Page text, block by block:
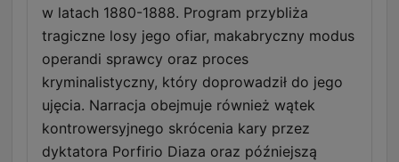
w latach 1880-1888. Program przybliża
tragiczne losy jego ofiar, makabryczny modus
operandi sprawcy oraz proces
kryminalistyczny, który doprowadził do jego
ujęcia. Narracja obejmuje również wątek
kontrowersyjnego skrócenia kary przez
dyktatora Porfirio Diaza oraz późniejszą